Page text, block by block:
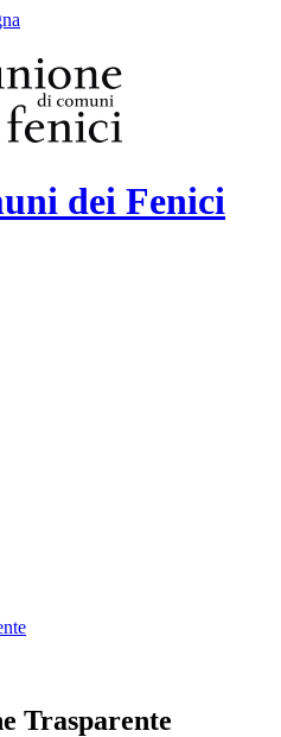
dei Fenici
Trasparente